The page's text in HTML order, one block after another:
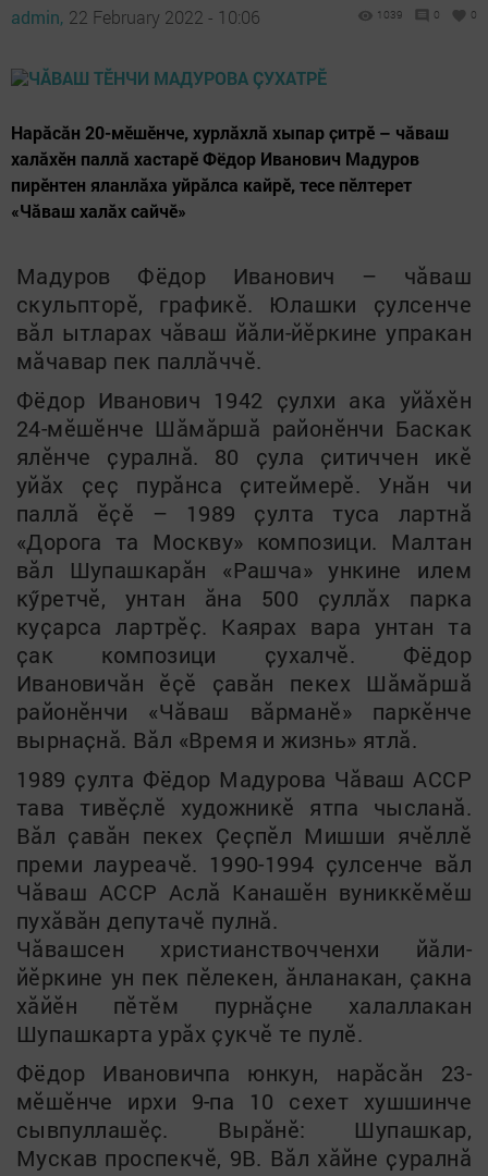
admin, 22 February 2022 - 10:06 1039 0 0
Нарӑсӑн 20-мӗшӗнче, хурлӑхлӑ хыпар ҫитрӗ – чӑваш
халӑхӗн паллӑ хастарӗ Фёдор Иванович Мадуров
пирӗнтен яланлӑха уйрӑлса кайрӗ, тесе пӗлтерет
«Чăваш халăх сайчӗ»
Мадуров Фёдор Иванович –
чӑваш
скульпторӗ, графикӗ. Юлашки ҫулсенче
вӑл ытларах чӑваш йӑли-йӗркине упракан
мӑчавар пек паллӑччӗ.
Фёдор Иванович 1942 ҫулхи ака уйӑхӗн
24-мӗшӗнче Шӑмӑршӑ районӗнчи Баскак
ялӗнче ҫуралнӑ. 80 ҫула ҫитиччен икӗ
уйӑх ҫеҫ пурӑнса ҫитеймерӗ. Унӑн чи
паллӑ ӗҫӗ – 1989 ҫулта туса лартнӑ
«Дорога та Москву» композици. Малтан
вӑл Шупашкарӑн «Рашча» ункине илем
кӳретчӗ, унтан ӑна 500 ҫуллӑх парка
куҫарса лартрӗҫ. Каярах вара унтан та
ҫак композици ҫухалчӗ. Фёдор
Ивановичӑн ӗҫӗ ҫавӑн пекех Шӑмӑршӑ
районӗнчи «Чӑваш вӑрманӗ» паркӗнче
вырнаҫнӑ. Вӑл «Время и жизнь» ятлӑ.
1989 ҫулта Фёдор Мадурова Чӑваш АССР
тава тивӗҫлӗ художникӗ ятпа чысланӑ.
Вӑл ҫавӑн пекех Ҫеҫпӗл Мишши ячӗллӗ
преми лауреачӗ. 1990-1994 ҫулсенче вӑл
Чӑваш АССР Аслӑ Канашӗн вуниккӗмӗш
пухӑвӑн депутачӗ пулнӑ.
Чăвашсен христианствочченхи йăли-
йӗркине ун пек пӗлекен, ăнланакан, çакна
хăйӗн пӗтӗм пурнăçне халаллакан
Шупашкарта урăх çукчӗ те пулӗ.
Фёдор Ивановичпа юнкун, нарӑсӑн 23-
мӗшӗнче ирхи 9-па 10 сехет хушшинче
сывпуллашӗҫ. Вырӑнӗ: Шупашкар,
Мускав проспекчӗ, 9В. Вăл хăйне ҫуралнӑ